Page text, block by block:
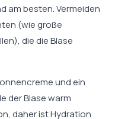
am besten. Vermeiden
(wie große
die die Blase
und ein
der Blase warm
daher ist Hydration